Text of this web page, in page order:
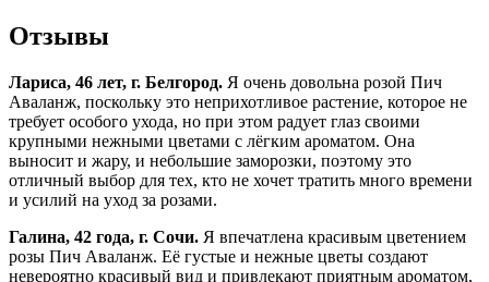
Отзывы
Лариса, 46 лет, г. Белгород. Я очень довольна розой Пич
Аваланж, поскольку это неприхотливое растение, которое не
требует особого ухода, но при этом радует глаз своими
крупными нежными цветами с лёгким ароматом. Она
выносит и жару, и небольшие заморозки, поэтому это
отличный выбор для тех, кто не хочет тратить много времени
и усилий на уход за розами.
Галина, 42 года, г. Сочи. Я впечатлена красивым цветением
розы Пич Аваланж. Её густые и нежные цветы создают
невероятно красивый вид и привлекают приятным ароматом,